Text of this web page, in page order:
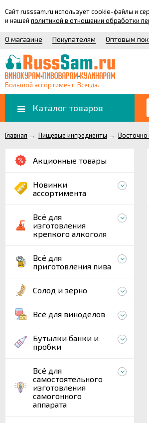
Сайт russsam.ru использует cookie-файлы и
и нашей политикой в отношении обработки
О магазине Покупателям Оптовым
Большой ассортимент. Всегда.
Каталог товаров
Главная → Пищевые ингредиенты →
Акционные товары
Новинки
ассортимента
Всё для
изготовления
крепкого алкоголя
Всё для
приготовления пива
Солод и зерно
Всё для виноделов
Бутылки банки и
пробки
Всё для
самостоятельного
изготовления
самогонного
аппарата